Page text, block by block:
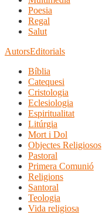
Poesia
Regal
Salut
AutorsEditorials
Bíblia
Catequesi
Cristologia
Eclesiologia
Espiritualitat
Litúrgia
Mort i Dol
Objectes Religiosos
Pastoral
Primera Comunió
Religions
Santoral
Teologia
Vida religiosa